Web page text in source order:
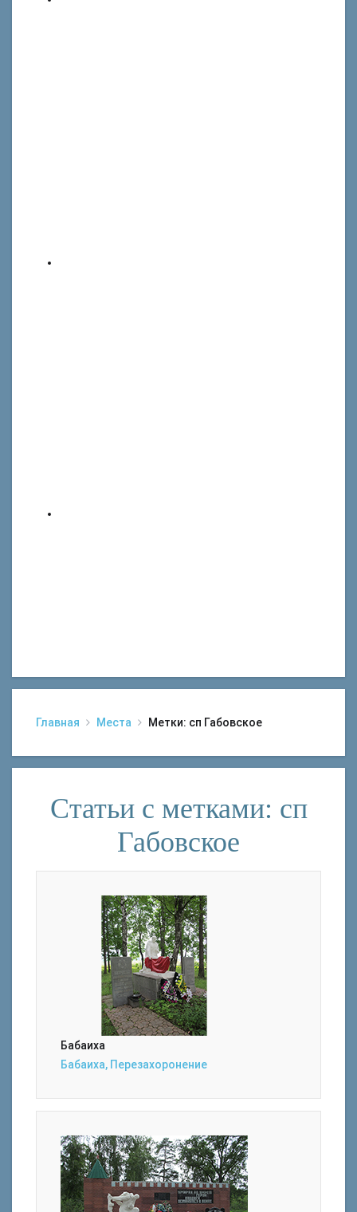
Главная Места Метки: сп Габовское
Статьи с метками: сп
Габовское
Бабаиха
Бабаиха, Перезахоронение